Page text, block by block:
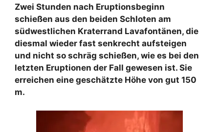
Zwei Stunden nach Eruptionsbeginn
schießen aus den beiden Schloten am
südwestlichen Kraterrand Lavafontänen, die
diesmal wieder fast senkrecht aufsteigen
und nicht so schräg schießen, wie es bei den
letzten Eruptionen der Fall gewesen ist. Sie
erreichen eine geschätzte Höhe von gut 150
m.